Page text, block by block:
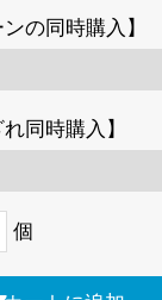
ンの同時購入】
れ同時購入】
個